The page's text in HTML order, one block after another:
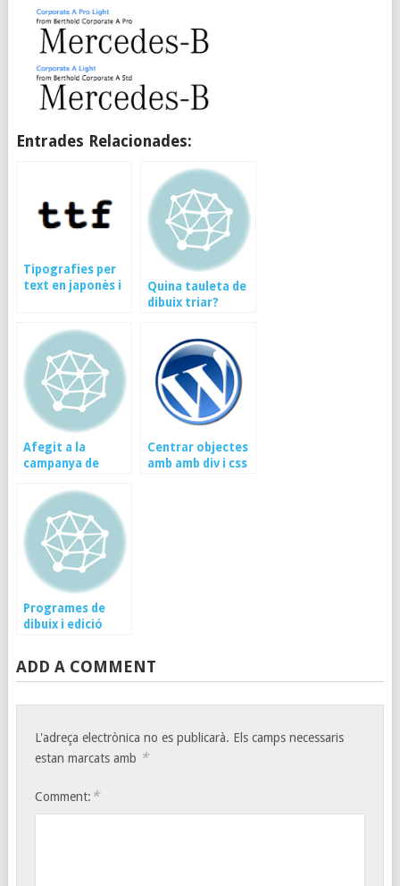
Entrades Relacionades:
Tipografies per
text en japonès i
Quina tauleta de
dibuix triar?
Afegit a la
campanya de
Centrar objectes
amb amb div i css
Programes de
dibuix i edició
ADD A COMMENT
L'adreça electrònica no es publicarà. Els camps necessaris
estan marcats amb *
Comment: *